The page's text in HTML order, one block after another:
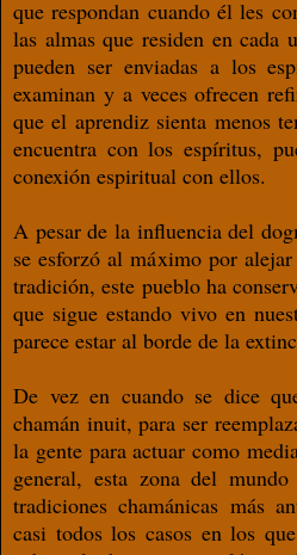
que respondan cuando él les
las almas que residen en cada
pueden ser enviadas a los
examinan y a veces ofrecen
que el aprendiz sienta menos
encuentra con los espíritus,
conexión espiritual con ellos.
A pesar de la influencia del
se esforzó al máximo por
tradición, este pueblo ha
que sigue estando vivo en
parece estar al borde de la
De vez en cuando se dice
chamán inuit, para ser
la gente para actuar como
general, esta zona del
tradiciones chamánicas más
casi todos los casos en los